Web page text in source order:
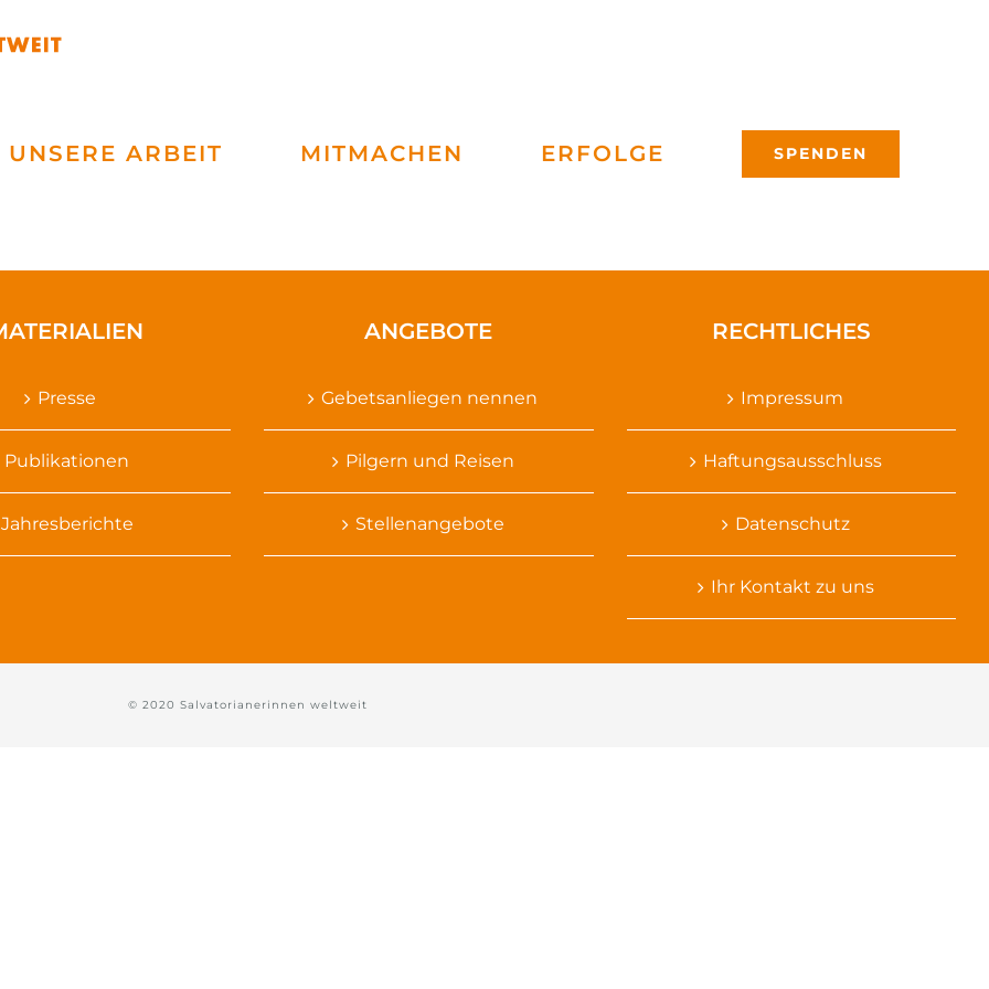
UNSERE ARBEIT MITMACHEN ERFOLGE SPENDEN
Presse
Publikationen
Jahresberichte
ANGEBOTE
Gebetsanliegen nennen
Pilgern und Reisen
Stellenangebote
RECHTLICHES
Impressum
Haftungsausschluss
Datenschutz
Ihr Kontakt zu uns
© 2020 Salvatorianerinnen weltweit